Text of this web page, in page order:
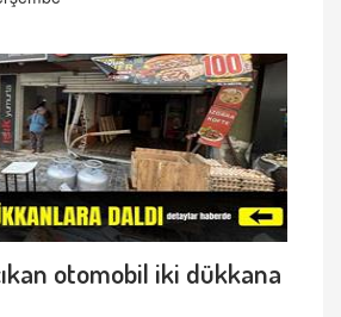
otomobil iki dükkana